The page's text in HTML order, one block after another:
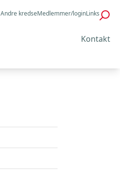
Andre kredseMedlemmer/loginLinks
Kontakt